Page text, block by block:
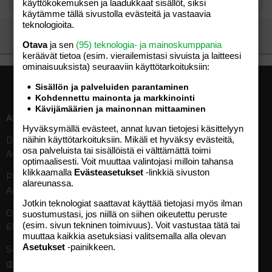
ASIAKASPALVELU
Digipalvelut (09) 156 6227
Avoinna ma–pe 8–19
Painettu lehti (09) 156 665
Avoinna ma–pe 8–19
Otavamedian vaihde (09) 156
61
Sähköposti (digi)
digi@otavamedia.fi
Tekniset tiedot, aikataulut ja
ilmoitushinnat
Tietoa verkon kävijöistä
Käyttöehdot
TUOTTEET
käyttökokemuksen ja laadukkaat sisällöt, siksi
käytämme tällä sivustolla evästeitä ja vastaavia
teknologioita.
Otavaja sen (95) teknologia- ja mainoskumppania
keräävät tietoa (esim. vierailemis­tasi sivuista ja laitteesi
ominaisuuk­sista) seuraaviin käyttötarkoituksiin:
Sisällön ja palveluiden parantaminen
Kohdennettu mainonta ja markkinointi
Kävijämäärien ja mainonnan mittaaminen
Hyväksymällä evästeet, annat luvan tietojesi käsittelyyn
näihin käyttötarkoituksiin. Mikäli et hyväksy evästeitä,
osa palveluista tai sisällöistä ei välttämättä toimi
optimaalisesti. Voit muuttaa valintojasi milloin tahansa
klikkaamalla Evästeasetukset -linkkiä sivuston
alareunassa.
Jotkin teknologiat saattavat käyttää tietojasi myös ilman
suostumustasi, jos niillä on siihen oikeutettu peruste
(esim. sivun tekninen toimivuus). Voit vastustaa tätä tai
muuttaa kaikkia asetuksiasi valitsemalla alla olevan
Asetukset -painikkeen.